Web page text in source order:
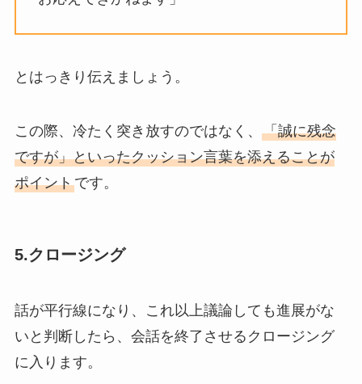
とはっきり伝えましょう。
この際、冷たく突き放すのではなく、 「誠に残念
ですが」といったクッション言葉を添えることが
ポイントです。
5.クロージング
話が平行線になり、これ以上議論しても進展がな
いと判断したら、会話を終了させるクロージング
に入ります。